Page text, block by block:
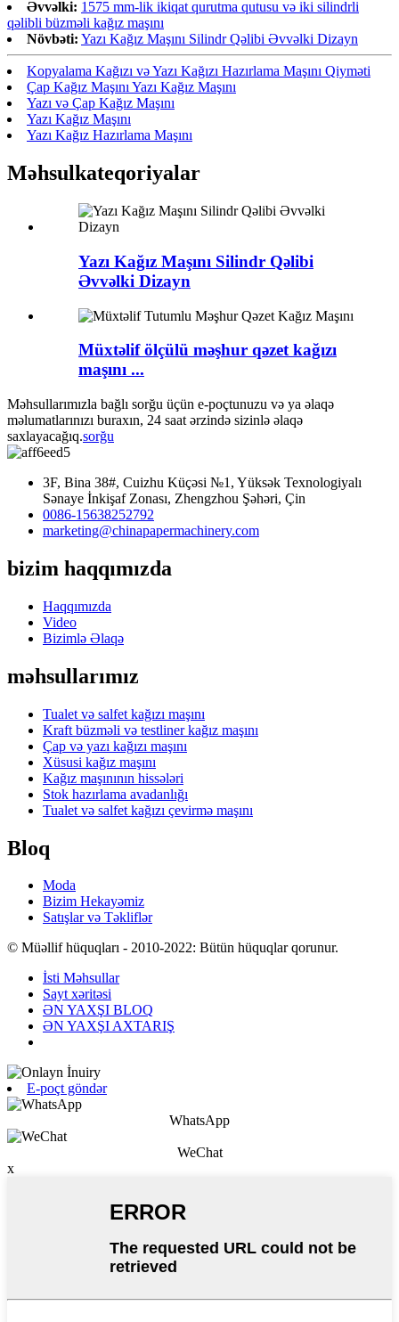
Əvvəlki: 1575 mm-lik ikiqat qurutma qutusu və iki silindrli
qəlibli büzməli kağız maşını
Növbəti: Yazı Kağız Maşını Silindr Qəlibi Əvvəlki Dizayn
Kopyalama Kağızı və Yazı Kağızı Hazırlama Maşını Qiyməti
Çap Kağız Maşını Yazı Kağız Maşını
Yazı və Çap Kağız Maşını
Yazı Kağız Maşını
Yazı Kağız Hazırlama Maşını
Məhsulkateqoriyalar
Yazı Kağız Maşını Silindr Qəlibi
Əvvəlki Dizayn
Müxtəlif ölçülü məşhur qəzet kağızı
maşını ...
Məhsullarımızla bağlı sorğu üçün e-poçtunuzu və ya əlaqə
məlumatlarınızı buraxın, 24 saat ərzində sizinlə əlaqə
saxlayacağıq.sorğu
3F, Bina 38#, Cuizhu Küçəsi №1, Yüksək Texnologiyalı
Sənaye İnkişaf Zonası, Zhengzhou Şəhəri, Çin
0086-15638252792
marketing@chinapapermachinery.com
bizim haqqımızda
Haqqımızda
Video
Bizimlə Əlaqə
məhsullarımız
Tualet və salfet kağızı maşını
Kraft büzməli və testliner kağız maşını
Çap və yazı kağızı maşını
Xüsusi kağız maşını
Kağız maşınının hissələri
Stok hazırlama avadanlığı
Tualet və salfet kağızı çevirmə maşını
Bloq
Moda
Bizim Hekayəmiz
Satışlar və Təkliflər
© Müəllif hüquqları - 2010-2022: Bütün hüquqlar qorunur.
İsti Məhsullar
Sayt xəritəsi
ƏN YAXŞI BLOQ
ƏN YAXŞI AXTARIŞ
E-poçt göndər
WhatsApp
WeChat
x